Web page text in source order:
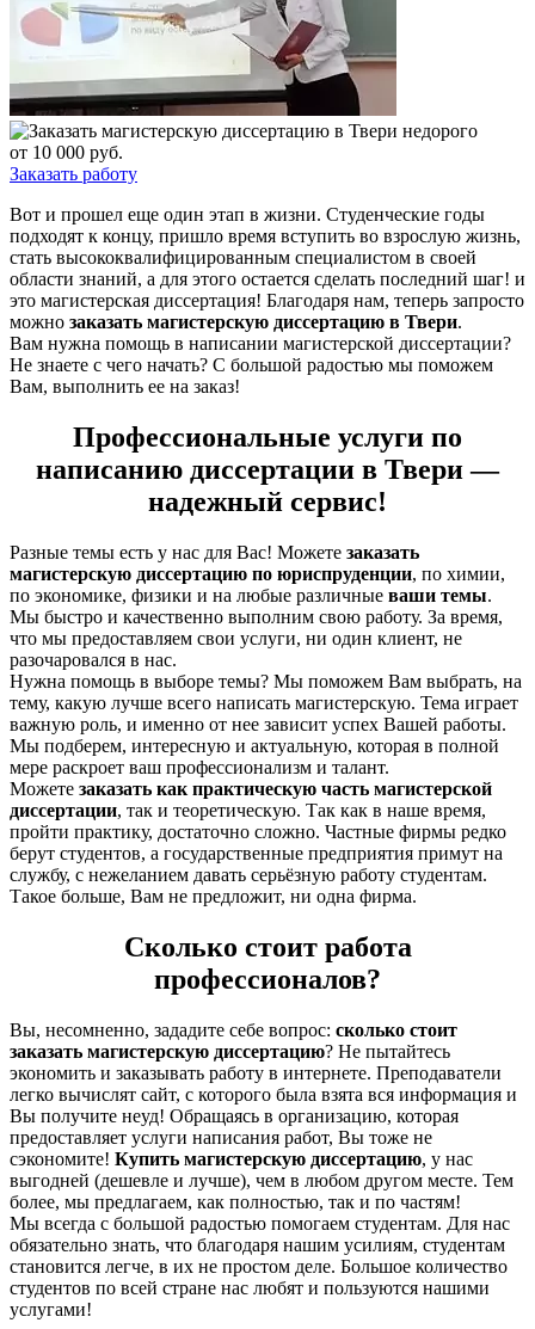
от 10 000 руб.
Заказать работу
Вот и прошел еще один этап в жизни. Студенческие годы
подходят к концу, пришло время вступить во взрослую жизнь,
стать высококвалифицированным специалистом в своей
области знаний, а для этого остается сделать последний шаг! и
это магистерская диссертация! Благодаря нам, теперь запросто
можно заказать магистерскую диссертацию в Твери.
Вам нужна помощь в написании магистерской диссертации?
Не знаете с чего начать? С большой радостью мы поможем
Вам, выполнить ее на заказ!
Профессиональные услуги по
написанию диссертации в Твери —
надежный сервис!
Разные темы есть у нас для Вас! Можете заказать
магистерскую диссертацию по юриспруденции, по химии,
по экономике, физики и на любые различные ваши темы.
Мы быстро и качественно выполним свою работу. За время,
что мы предоставляем свои услуги, ни один клиент, не
разочаровался в нас.
Нужна помощь в выборе темы? Мы поможем Вам выбрать, на
тему, какую лучше всего написать магистерскую. Тема играет
важную роль, и именно от нее зависит успех Вашей работы.
Мы подберем, интересную и актуальную, которая в полной
мере раскроет ваш профессионализм и талант.
Можете заказать как практическую часть магистерской
диссертации, так и теоретическую. Так как в наше время,
пройти практику, достаточно сложно. Частные фирмы редко
берут студентов, а государственные предприятия примут на
службу, с нежеланием давать серьёзную работу студентам.
Такое больше, Вам не предложит, ни одна фирма.
Сколько стоит работа
профессионалов?
Вы, несомненно, зададите себе вопрос: сколько стоит
заказать магистерскую диссертацию? Не пытайтесь
экономить и заказывать работу в интернете. Преподаватели
легко вычислят сайт, с которого была взята вся информация и
Вы получите неуд! Обращаясь в организацию, которая
предоставляет услуги написания работ, Вы тоже не
сэкономите! Купить магистерскую диссертацию, у нас
выгодней (дешевле и лучше), чем в любом другом месте. Тем
более, мы предлагаем, как полностью, так и по частям!
Мы всегда с большой радостью помогаем студентам. Для нас
обязательно знать, что благодаря нашим усилиям, студентам
становится легче, в их не простом деле. Большое количество
студентов по всей стране нас любят и пользуются нашими
услугами!